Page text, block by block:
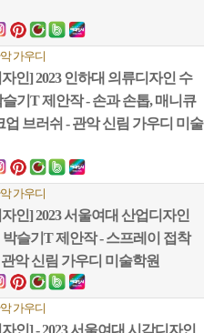
가우디
인] 2023 인하대 의류디자인 수
기T 제안작 - 손과 손톱, 매니큐
업 브러쉬 - 관악 신림 가우디 미술
가우디
인] 2023 서울여대 산업디자인
슬기T 제안작 - 스프레이 접착
악 신림 가우디 미술학원
가우디
인] - 2023 서울여대 시각디자인